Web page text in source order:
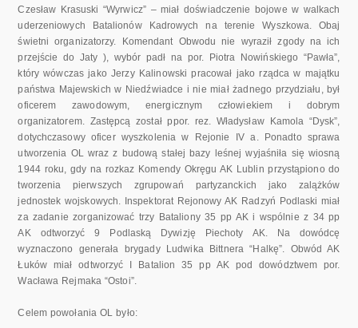
Czesław Krasuski “Wyrwicz” – miał doświadczenie bojowe w walkach
uderzeniowych Batalionów Kadrowych na terenie Wyszkowa. Obaj
świetni organizatorzy. Komendant Obwodu nie wyraził zgody na ich
przejście do Jaty ), wybór padł na por. Piotra Nowińskiego “Pawła”,
który wówczas jako Jerzy Kalinowski pracował jako rządca w majątku
państwa Majewskich w Niedźwiadce i nie miał żadnego przydziału, był
oficerem zawodowym, energicznym człowiekiem i dobrym
organizatorem. Zastępcą został ppor. rez. Władysław Kamola “Dysk”,
dotychczasowy oficer wyszkolenia w Rejonie IV a. Ponadto sprawa
utworzenia OL wraz z budową stałej bazy leśnej wyjaśniła się wiosną
1944 roku, gdy na rozkaz Komendy Okręgu AK Lublin przystąpiono do
tworzenia pierwszych zgrupowań partyzanckich jako zalążków
jednostek wojskowych. Inspektorat Rejonowy AK Radzyń Podlaski miał
za zadanie zorganizować trzy Bataliony 35 pp AK i wspólnie z 34 pp
AK odtworzyć 9 Podlaską Dywizję Piechoty AK. Na dowódcę
wyznaczono generała brygady Ludwika Bittnera “Halkę”. Obwód AK
Łuków miał odtworzyć I Batalion 35 pp AK pod dowództwem por.
Wacława Rejmaka “Ostoi”.
Celem powołania OL było: